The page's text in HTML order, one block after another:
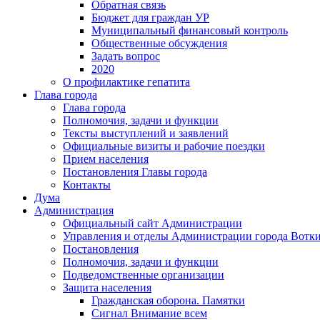
Обратная связь
Бюджет для граждан УР
Муниципальный финансовый контроль
Общественные обсуждения
Задать вопрос
2020
О профилактике гепатита
Глава города
Глава города
Полномочия, задачи и функции
Тексты выступлений и заявлений
Официальные визиты и рабочие поездки
Прием населения
Постановления Главы города
Контакты
Дума
Администрация
Официальный сайт Администрации
Управления и отделы Администрации города
Постановления
Полномочия, задачи и функции
Подведомственные организации
Защита населения
Гражданская оборона. Памятки
Сигнал Внимание всем